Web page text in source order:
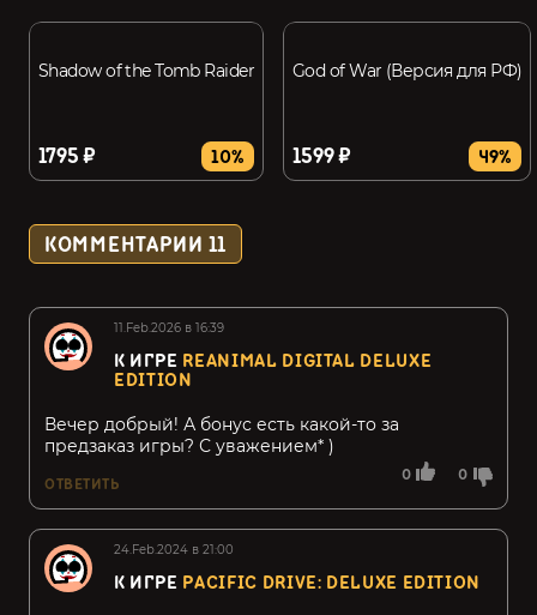
Shadow of the Tomb Raider
1795 ₽ 10%
God of War (Версия для РФ)
1599 ₽ 49%
КОММЕНТАРИИ 11
11.Feb.2026 в 16:39
К ИГРЕ REANIMAL DIGITAL DELUXE
EDITION
0 0
Вечер добрый! А бонус есть какой-то за
предзаказ игры? С уважением* )
ОТВЕТИТЬ
24.Feb.2024 в 21:00
К ИГРЕ PACIFIC DRIVE: DELUXE EDITION